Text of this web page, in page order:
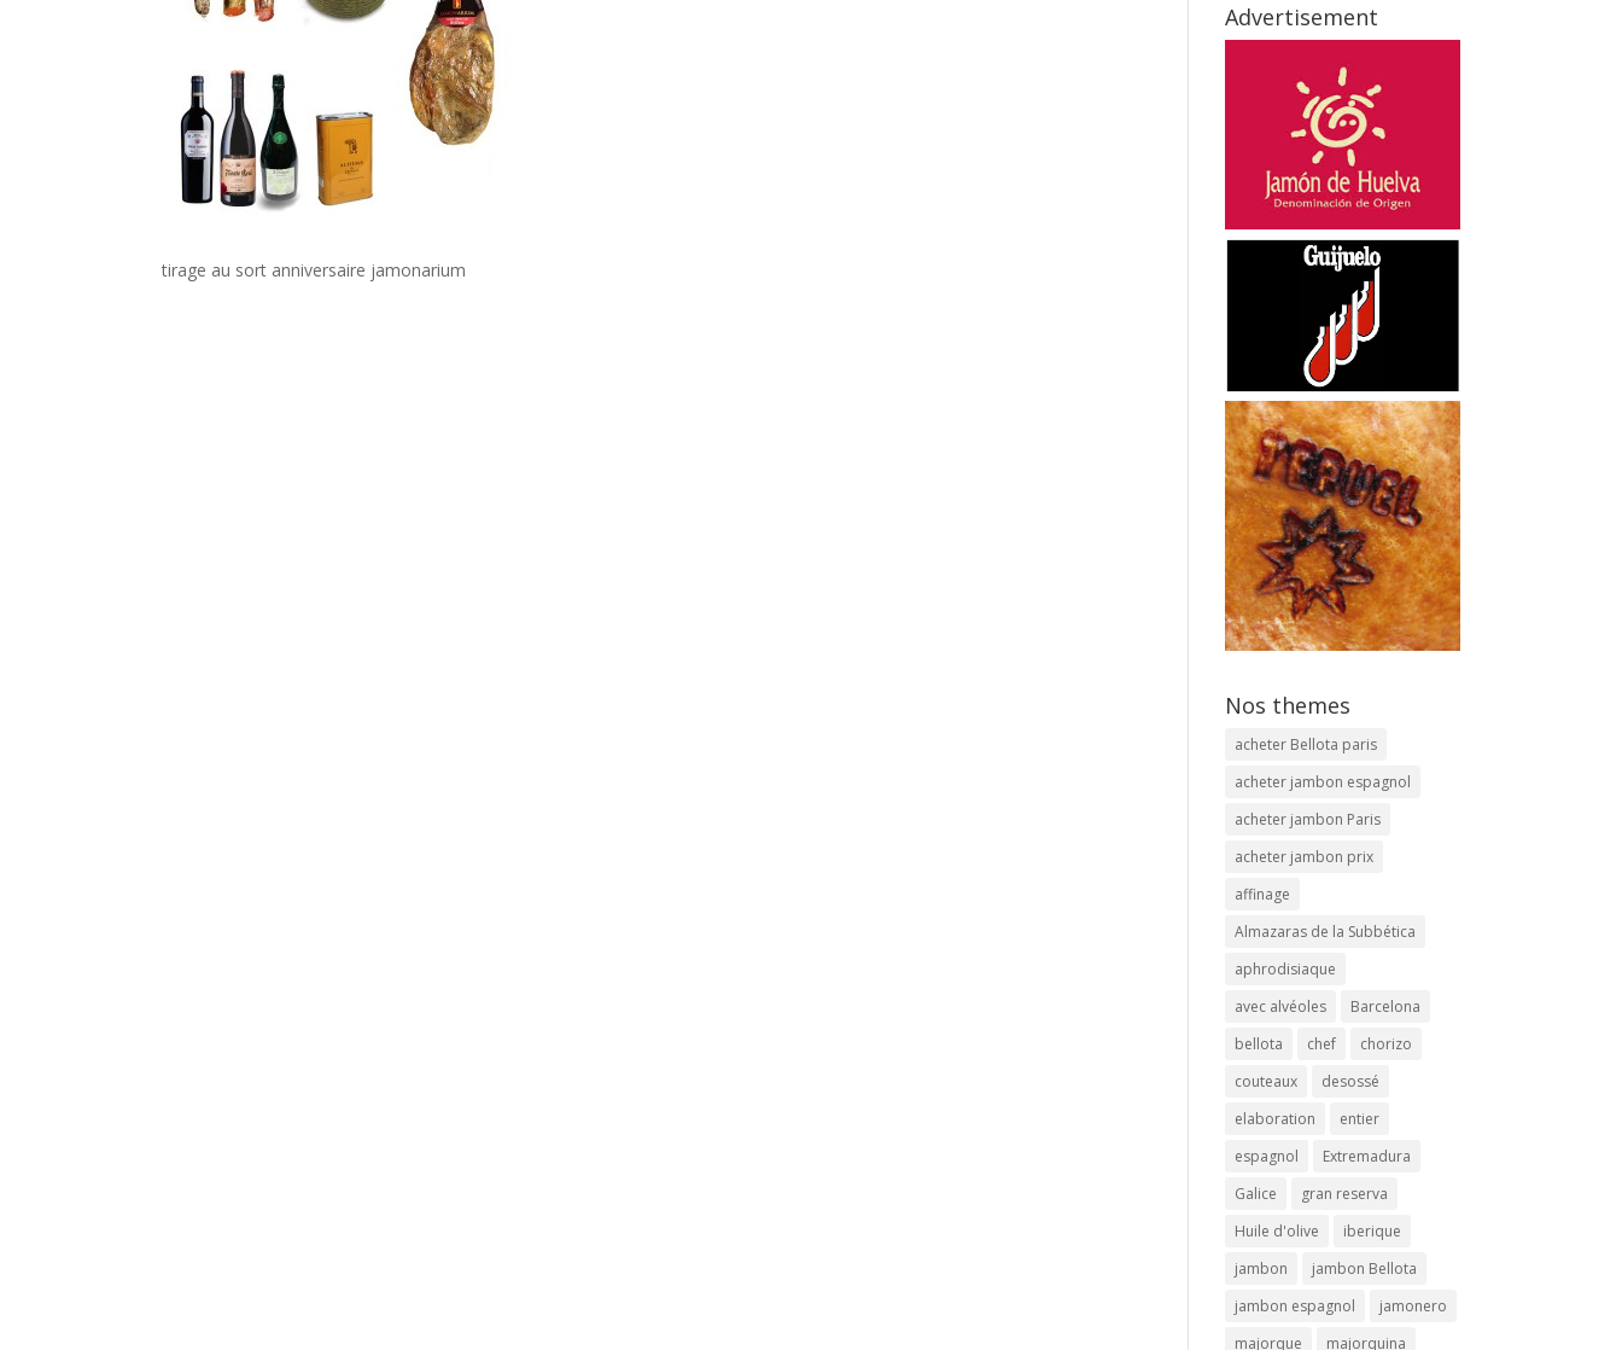
tirage au sort anniversaire jamonarium
Advertisement
Nos themes
acheter Bellota paris
acheter jambon espagnol
acheter jambon Paris
acheter jambon prix
affinage
Almazaras de la Subbética
aphrodisiaque
avec alvéoles
Barcelona
bellota
chef
chorizo
couteaux
desossé
elaboration
entier
espagnol
Extremadura
Galice
gran reserva
Huile d'olive
iberique
jambon
jambon Bellota
jambon espagnol
jamonero
majorque
majorquina